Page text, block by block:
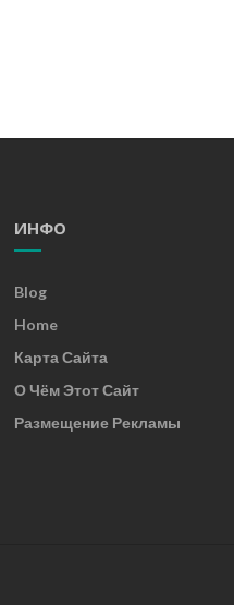
ИНФО
Blog
Home
Карта Сайта
О Чём Этот Сайт
Размещение Рекламы